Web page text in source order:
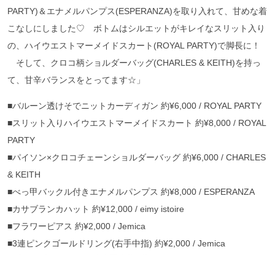
PARTY)＆エナメルパンプス(ESPERANZA)を取り入れて、甘めな着
こなしにしました♡ ボトムはシルエットがキレイなスリット入り
の、ハイウエストマーメイドスカート(ROYAL PARTY)で脚長に！
そして、クロコ柄ショルダーバッグ(CHARLES & KEITH)を持っ
て、甘辛バランスをとってます☆」
■バルーン透けそでニットカーディガン 約¥6,000 / ROYAL PARTY
■スリット入りハイウエストマーメイドスカート 約¥8,000 / ROYAL
PARTY
■パイソン×クロコチェーンショルダーバッグ 約¥6,000 / CHARLES
& KEITH
■べっ甲バックル付きエナメルパンプス 約¥8,000 / ESPERANZA
■カサブランカハット 約¥12,000 / eimy istoire
■フラワーピアス 約¥2,000 / Jemica
■3連ピンクゴールドリング(右手中指) 約¥2,000 / Jemica